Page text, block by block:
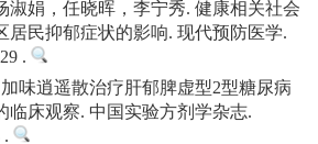
淑娟，任晓晖，李宁秀. 健康相关社会
居民抑郁症状的影响. 现代预防医学.
.
味逍遥散治疗肝郁脾虚型2型糖尿病
临床观察. 中国实验方剂学杂志.
.